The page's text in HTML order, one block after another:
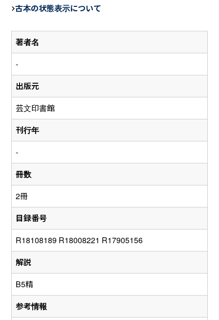
著者名
-
出版元
芸文印書館
刊行年
-
冊数
2冊
目録番号
R18108189 R18008221 R17905156
解説
B5精
参考情報
b
o
o
古本の状態表示について